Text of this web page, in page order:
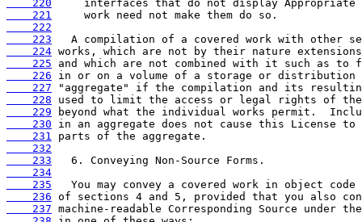
    220
    221
    222
    223
    224
    225
    226
    227
    228
    229
    230
    231
    232
    233
    234
    235
    236
    237